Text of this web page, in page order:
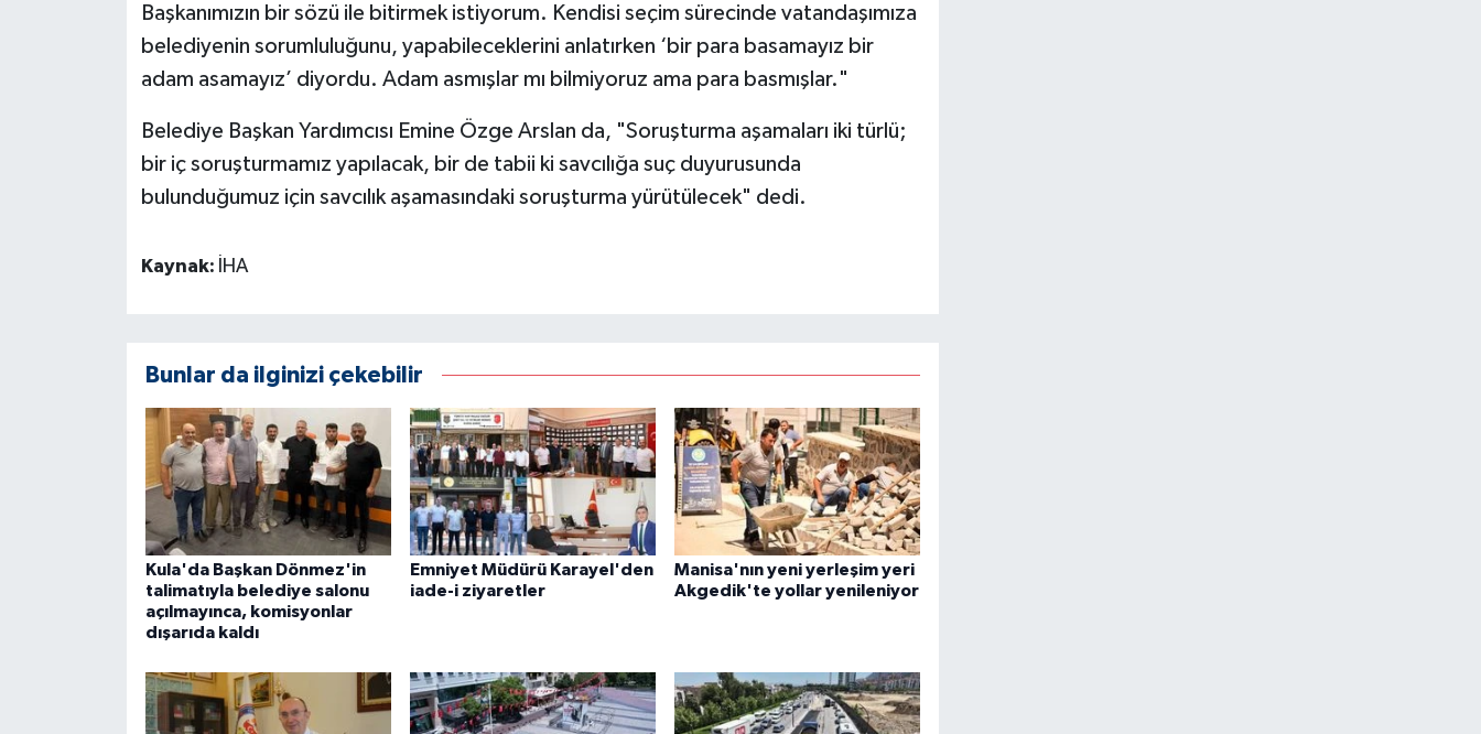
Başkanımızın bir sözü ile bitirmek istiyorum. Kendisi seçim sürecinde vatandaşımıza
belediyenin sorumluluğunu, yapabileceklerini anlatırken ‘bir para basamayız bir
adam asamayız’ diyordu. Adam asmışlar mı bilmiyoruz ama para basmışlar."
Belediye Başkan Yardımcısı Emine Özge Arslan da, "Soruşturma aşamaları iki türlü;
bir iç soruşturmamız yapılacak, bir de tabii ki savcılığa suç duyurusunda
bulunduğumuz için savcılık aşamasındaki soruşturma yürütülecek" dedi.
Kaynak: İHA
Bunlar da ilginizi çekebilir
Kula'da Başkan Dönmez'in
talimatıyla belediye salonu
açılmayınca, komisyonlar
dışarıda kaldı
Emniyet Müdürü Karayel'den
iade-i ziyaretler
Manisa'nın yeni yerleşim yeri
Akgedik'te yollar yenileniyor